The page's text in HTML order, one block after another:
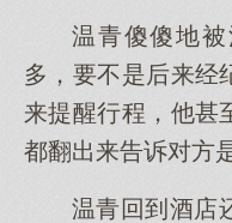
温青傻傻地
多，要不是后来经
来提醒行程，他甚
都翻出来告诉对方
温青回到酒店